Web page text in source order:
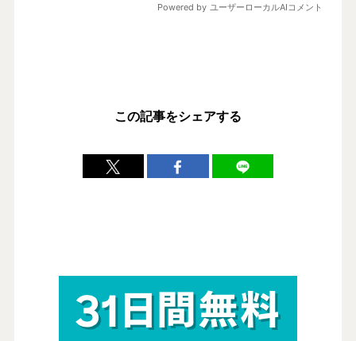
この記事をシェアする